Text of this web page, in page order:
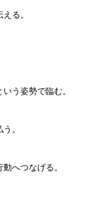
る。
う姿勢で臨む。
。
へつなげる。